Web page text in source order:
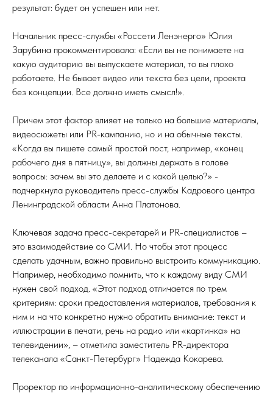
результат: будет он успешен или нет.
Начальник пресс-службы «Россети Ленэнерго» Юлия
Зарубина прокомментировала: «Если вы не понимаете на
какую аудиторию вы выпускаете материал, то вы плохо
работаете. Не бывает видео или текста без цели, проекта
без концепции. Все должно иметь смысл!».
Причем этот фактор влияет не только на большие материалы,
видеосюжеты или PR-кампанию, но и на обычные тексты.
«Когда вы пишете самый простой пост, например, «конец
рабочего дня в пятницу», вы должны держать в голове
вопросы: зачем вы это делаете и с какой целью?» -
подчеркнула руководитель пресс-службы Кадрового центра
Ленинградской области Анна Платонова.
Ключевая задача пресс-секретарей и PR-специалистов –
это взаимодействие со СМИ. Но чтобы этот процесс
сделать удачным, важно правильно выстроить коммуникацию.
Например, необходимо помнить, что к каждому виду СМИ
нужен свой подход. «Этот подход отличается по трем
критериям: сроки предоставления материалов, требования к
ним и на что конкретно нужно обратить внимание: текст и
иллюстрации в печати, речь на радио или «картинка» на
телевидении», – отметила заместитель PR-директора
телеканала «Санкт-Петербург» Надежда Кокарева.
Проректор по информационно-аналитическому обеспечению